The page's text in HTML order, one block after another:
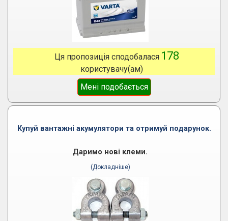
Ця пропозиція сподобалася 178
користувачу(ам)
Мені подобається
Купуй вантажні акумулятори та отримуй подарунок.
Даримо нові клеми.
(Докладніше)